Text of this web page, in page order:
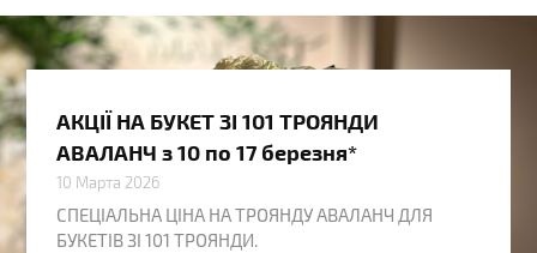
АКЦІЇ НА БУКЕТ ЗІ 101 ТРОЯНДИ
АВАЛАНЧ з 10 по 17 березня*
10 Марта 2026
СПЕЦІАЛЬНА ЦІНА НА ТРОЯНДУ АВАЛАНЧ ДЛЯ
БУКЕТІВ ЗІ 101 ТРОЯНДИ.